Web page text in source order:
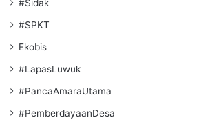
#Sidak
#SPKT
Ekobis
#LapasLuwuk
#PancaAmaraUtama
#PemberdayaanDesa